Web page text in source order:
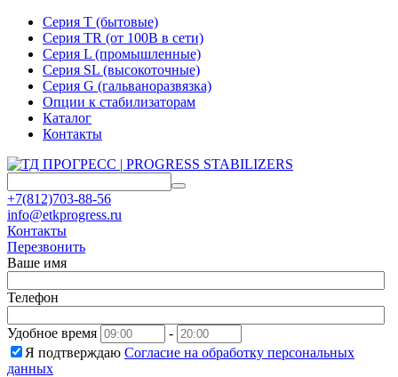
Серия T (бытовые)
Серия TR (от 100В в сети)
Серия L (промышленные)
Серия SL (высокоточные)
Серия G (гальваноразвязка)
Опции к стабилизаторам
Каталог
Контакты
+7(812)703-88-56
info@etkprogress.ru
Контакты
Перезвонить
Ваше имя
Телефон
Удобное время
-
Я подтверждаю Согласие на обработку персональных
данных